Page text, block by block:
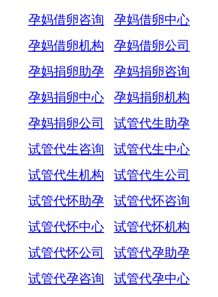
孕妈借卵咨询
孕妈借卵中心
孕妈借卵机构
孕妈借卵公司
孕妈捐卵助孕
孕妈捐卵咨询
孕妈捐卵中心
孕妈捐卵机构
孕妈捐卵公司
试管代生助孕
试管代生咨询
试管代生中心
试管代生机构
试管代生公司
试管代怀助孕
试管代怀咨询
试管代怀中心
试管代怀机构
试管代怀公司
试管代孕助孕
试管代孕咨询
试管代孕中心